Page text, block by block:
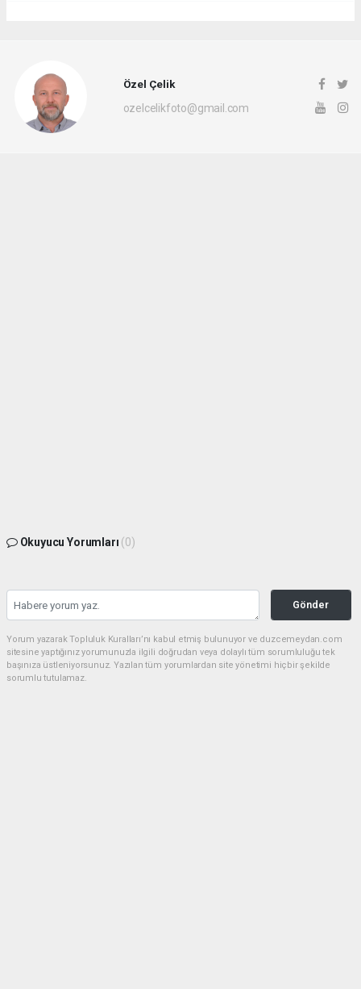
Özel Çelik
ozelcelikfoto@gmail.com
Okuyucu Yorumları (0)
Gönder
Yorum yazarak Topluluk Kuralları’nı kabul etmiş bulunuyor ve duzcemeydan.com
sitesine yaptığınız yorumunuzla ilgili doğrudan veya dolaylı tüm sorumluluğu tek
başınıza üstleniyorsunuz. Yazılan tüm yorumlardan site yönetimi hiçbir şekilde
sorumlu tutulamaz.